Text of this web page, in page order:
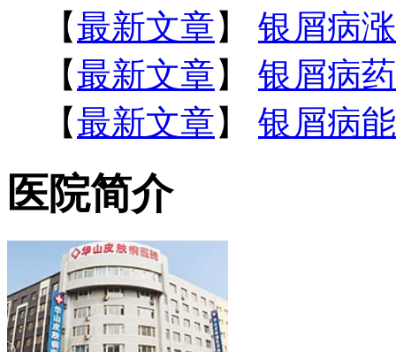
【最新文章】 银屑病
【最新文章】 银屑病
【最新文章】 银屑病
医院简介